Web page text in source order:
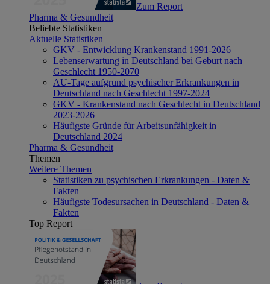
Zum Report
Pharma & Gesundheit
Beliebte Statistiken
Aktuelle Statistiken
GKV - Entwicklung Krankenstand 1991-2026
Lebenserwartung in Deutschland bei Geburt nach
Geschlecht 1950-2070
AU-Tage aufgrund psychischer Erkrankungen in
Deutschland nach Geschlecht 1997-2024
GKV - Krankenstand nach Geschlecht in Deutschland
2023-2026
Häufigste Gründe für Arbeitsunfähigkeit in
Deutschland 2024
Pharma & Gesundheit
Themen
Weitere Themen
Statistiken zu psychischen Erkrankungen - Daten &
Fakten
Häufigste Todesursachen in Deutschland - Daten &
Fakten
Top Report